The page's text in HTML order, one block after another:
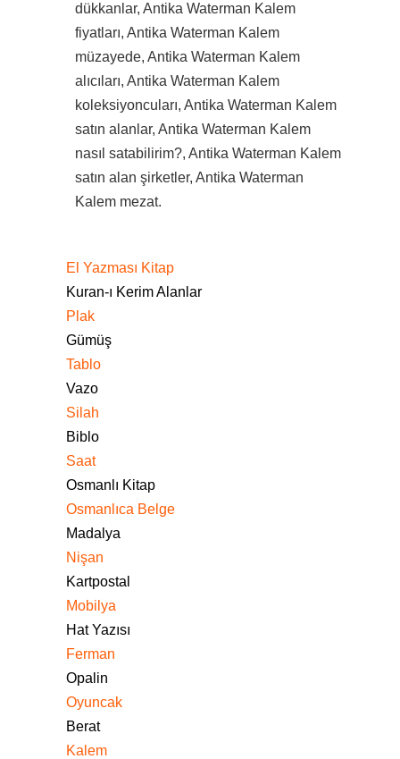
dükkanlar, Antika Waterman Kalem
fiyatları, Antika Waterman Kalem
müzayede, Antika Waterman Kalem
alıcıları, Antika Waterman Kalem
koleksiyoncuları, Antika Waterman Kalem
satın alanlar, Antika Waterman Kalem
nasıl satabilirim?, Antika Waterman Kalem
satın alan şirketler, Antika Waterman
Kalem mezat.
El Yazması Kitap
Kuran-ı Kerim Alanlar
Plak
Gümüş
Tablo
Vazo
Silah
Biblo
Saat
Osmanlı Kitap
Osmanlıca Belge
Madalya
Nişan
Kartpostal
Mobilya
Hat Yazısı
Ferman
Opalin
Oyuncak
Berat
Kalem